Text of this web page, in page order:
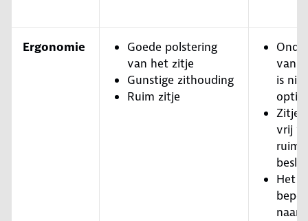
Ergonomie
Goede polstering
van het zitje
Gunstige zithouding
Ruim zitje
van
is niet
Zitje
vrij
Het
naar